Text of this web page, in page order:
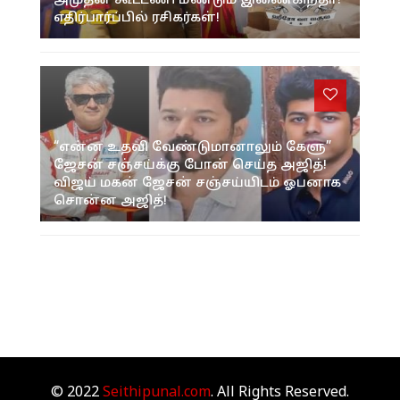
எதிர்பார்ப்பில் ரசிகர்கள்!
“என்ன உதவி வேண்டுமானாலும் கேளு”
ஜேசன் சஞ்சய்க்கு போன் செய்த அஜித்!
விஜய் மகன் ஜேசன் சஞ்சய்யிடம் ஓபனாக
சொன்ன அஜித்!
© 2022 Seithipunal.com. All Rights Reserved.